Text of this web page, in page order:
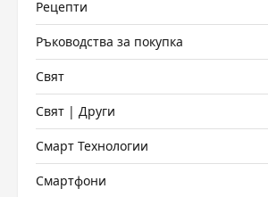
Рецепти
Ръководства за покупка
Свят
Свят | Други
Смарт Технологии
Смартфони